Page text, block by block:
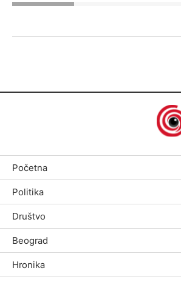
Početna
Politika
Društvo
Beograd
Hronika